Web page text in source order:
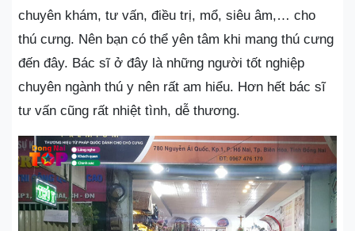
chuyên khám, tư vấn, điều trị, mổ, siêu âm,… cho
thú cưng. Nên bạn có thể yên tâm khi mang thú cưng
đến đây. Bác sĩ ở đây là những người tốt nghiệp
chuyên ngành thú y nên rất am hiểu. Hơn hết bác sĩ
tư vấn cũng rất nhiệt tình, dễ thương.